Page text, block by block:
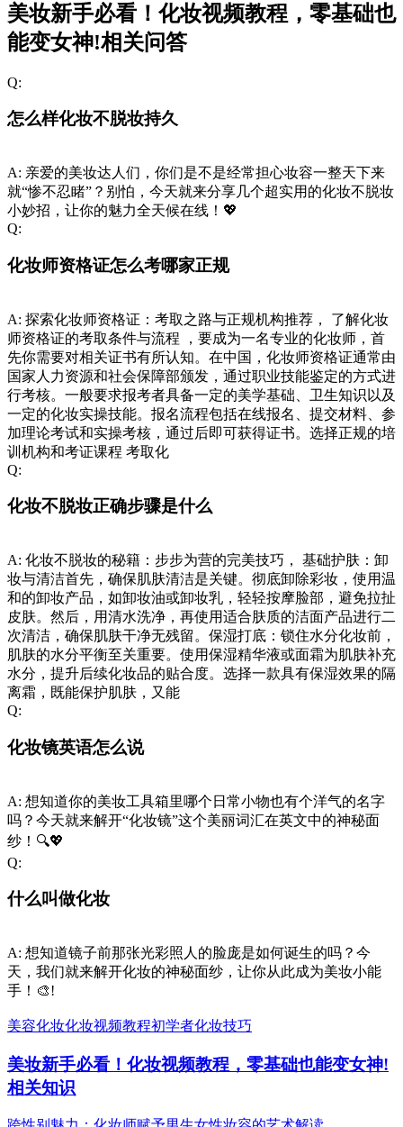
美妆新手必看！化妆视频教程，零基础也
能变女神!相关问答
Q:
怎么样化妆不脱妆持久
A: 亲爱的美妆达人们，你们是不是经常担心妆容一整天下来
就“惨不忍睹”？别怕，今天就来分享几个超实用的化妆不脱妆
小妙招，让你的魅力全天候在线！💖
Q:
化妆师资格证怎么考哪家正规
A: 探索化妆师资格证：考取之路与正规机构推荐， 了解化妆
师资格证的考取条件与流程 ，要成为一名专业的化妆师，首
先你需要对相关证书有所认知。在中国，化妆师资格证通常由
国家人力资源和社会保障部颁发，通过职业技能鉴定的方式进
行考核。一般要求报考者具备一定的美学基础、卫生知识以及
一定的化妆实操技能。报名流程包括在线报名、提交材料、参
加理论考试和实操考核，通过后即可获得证书。选择正规的培
训机构和考证课程 考取化
Q:
化妆不脱妆正确步骤是什么
A: 化妆不脱妆的秘籍：步步为营的完美技巧， 基础护肤：卸
妆与清洁首先，确保肌肤清洁是关键。彻底卸除彩妆，使用温
和的卸妆产品，如卸妆油或卸妆乳，轻轻按摩脸部，避免拉扯
皮肤。然后，用清水洗净，再使用适合肤质的洁面产品进行二
次清洁，确保肌肤干净无残留。保湿打底：锁住水分化妆前，
肌肤的水分平衡至关重要。使用保湿精华液或面霜为肌肤补充
水分，提升后续化妆品的贴合度。选择一款具有保湿效果的隔
离霜，既能保护肌肤，又能
Q:
化妆镜英语怎么说
A: 想知道你的美妆工具箱里哪个日常小物也有个洋气的名字
吗？今天就来解开“化妆镜”这个美丽词汇在英文中的神秘面
纱！🔍💖
Q:
什么叫做化妆
A: 想知道镜子前那张光彩照人的脸庞是如何诞生的吗？今
天，我们就来解开化妆的神秘面纱，让你从此成为美妆小能
手！🎨!
美容化妆化妆视频教程初学者化妆技巧
美妆新手必看！化妆视频教程，零基础也能变女神!
相关知识